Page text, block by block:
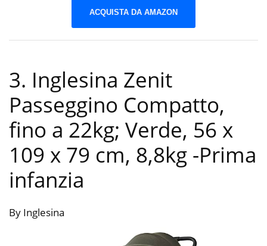
ACQUISTA DA AMAZON
3. Inglesina Zenit
Passeggino Compatto,
fino a 22kg; Verde, 56 x
109 x 79 cm, 8,8kg -Prima
infanzia
By Inglesina